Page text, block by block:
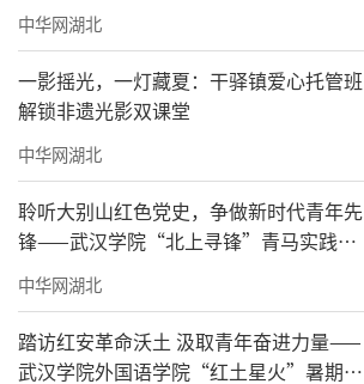
中华网湖北
一影摇光，一灯藏夏：干驿镇爱心托管班
解锁非遗光影双课堂
中华网湖北
聆听大别山红色党史，争做新时代青年先
锋——武汉学院“北上寻锋”青马实践团
走进何家冲
中华网湖北
踏访红安革命沃土 汲取青年奋进力量——
武汉学院外国语学院“红土星火”暑期社